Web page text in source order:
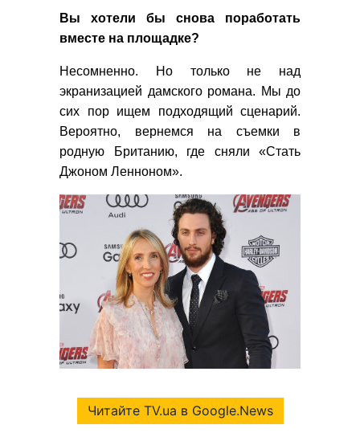
Вы хотели бы снова поработать
вместе на площадке?
Несомненно. Но только не над
экранизацией дамского романа. Мы до
сих пор ищем подходящий сценарий.
Вероятно, вернемся на съемки в
родную Британию, где сняли «Стать
Джоном Ленноном».
Читайте TV.ua в Google.News